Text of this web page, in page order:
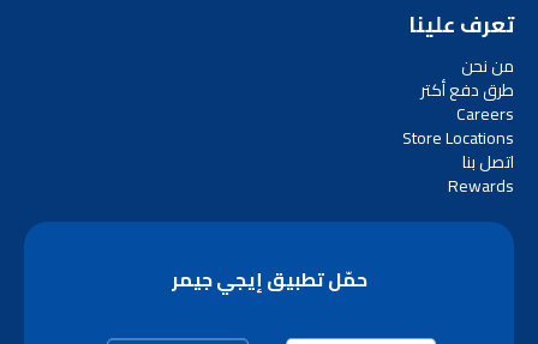
تعرف علينا
من نحن
طرق دفع أكتر
Careers
Store Locations
اتصل بنا
Rewards
حمّل تطبيق إيجي جيمر